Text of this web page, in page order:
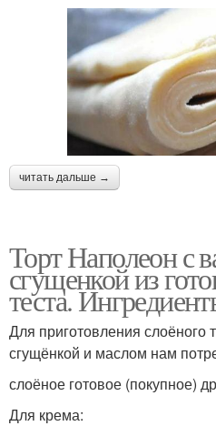
читать дальше →
Торт Наполеон с
сгущенкой из
теста.
Для приготовления слоёного
сгущёнкой и маслом нам
слоёное готовое (покупное)
Для крема: